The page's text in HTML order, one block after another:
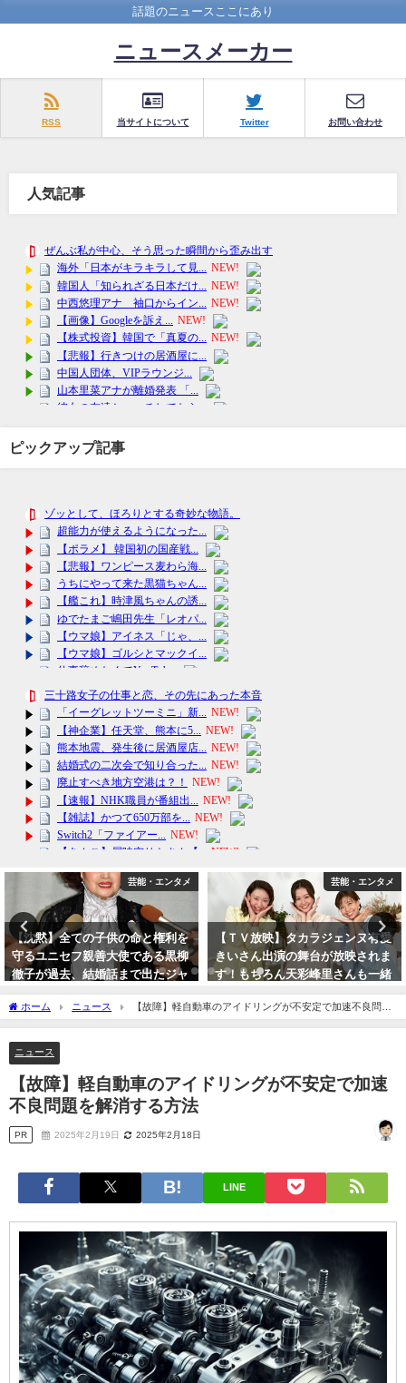
話題のニュースここにあり
ニュースメーカー
RSS 当サイトについて Twitter お問い合わせ
人気記事
ピックアップ記事
権利を
る黒柳
たジャ
る訳が
芸能・エンタメ
【ＴＶ放映】タカラジェンヌ有愛
きいさん出演の舞台が放映されま
す！もちろん天彩峰里さんも一緒
です。
芸
【WEST.】初のベストア
AWARD (初回盤DVD＋通
トステッカー付き
ホーム ニュース
【故障】軽自動車のアイドリングが不安定で加速不良問題
を解消する方法
ニュース
【故障】軽自動車のアイドリングが不安定で加速
不良問題を解消する方法
PR 2025年2月19日 2025年2月18日
LINE